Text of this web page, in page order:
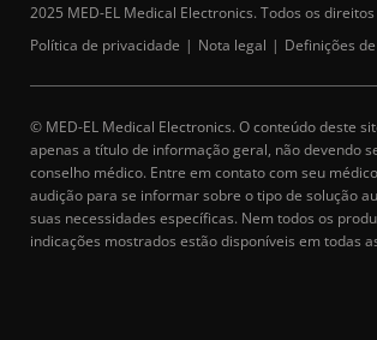
2025 MED-EL Medical Electronics. Todos os
Política de privacidade
Nota legal Definições
© MED-EL Medical Electronics. O conteúdo deste
apenas a título de informação geral, não devendo
conselho médico. Entre em contato com seu
audição para se informar sobre o tipo de solução
suas necessidades específicas. Nem todos os
indicações mostrados estão disponíveis em todas